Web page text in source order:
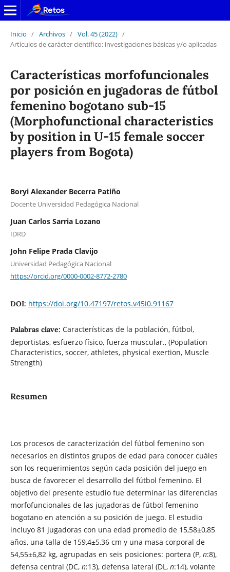
Inicio / Archivos / Vol. 45 (2022) /
Artículos de carácter científico: investigaciones básicas y/o aplicadas
Características morfofuncionales
por posición en jugadoras de fútbol
femenino bogotano sub-15
(Morphofunctional characteristics
by position in U-15 female soccer
players from Bogota)
Boryi Alexander Becerra Patiño
Docente Universidad Pedagógica Nacional
Juan Carlos Sarria Lozano
IDRD
John Felipe Prada Clavijo
Universidad Pedagógica Nacional
https://orcid.org/0000-0002-8772-2780
DOI: https://doi.org/10.47197/retos.v45i0.91167
Palabras clave: Características de la población, fútbol,
deportistas, esfuerzo físico, fuerza muscular., (Population
Characteristics, soccer, athletes, physical exertion, Muscle
Strength)
Resumen
Los procesos de caracterización del fútbol femenino son
necesarios en distintos grupos de edad para conocer cuáles
son los requerimientos según cada posición del juego en
busca de favorecer el desarrollo del fútbol femenino. El
objetivo del presente estudio fue determinar las diferencias
morfofuncionales de las jugadoras de fútbol femenino
bogotano en atención a su posición de juego. El estudio
incluyo 81 jugadoras con una edad promedio de 15,58±0,85
años, una talla de 159,4±5,36 cm y una masa corporal de
54,55±6,82 kg, agrupadas en seis posiciones: portera (P, n:8),
defensa central (DC, n:13), defensa lateral (DL, n:14), volante